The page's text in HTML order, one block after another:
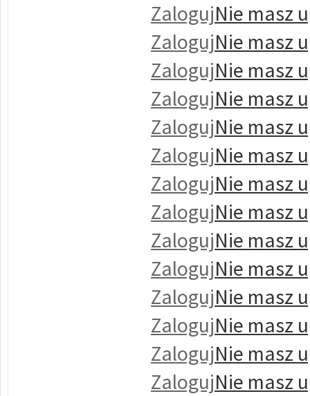
ZalogujNie masz
ZalogujNie masz
ZalogujNie masz
ZalogujNie masz
ZalogujNie masz
ZalogujNie masz
ZalogujNie masz
ZalogujNie masz
ZalogujNie masz
ZalogujNie masz
ZalogujNie masz
ZalogujNie masz
ZalogujNie masz
ZalogujNie masz